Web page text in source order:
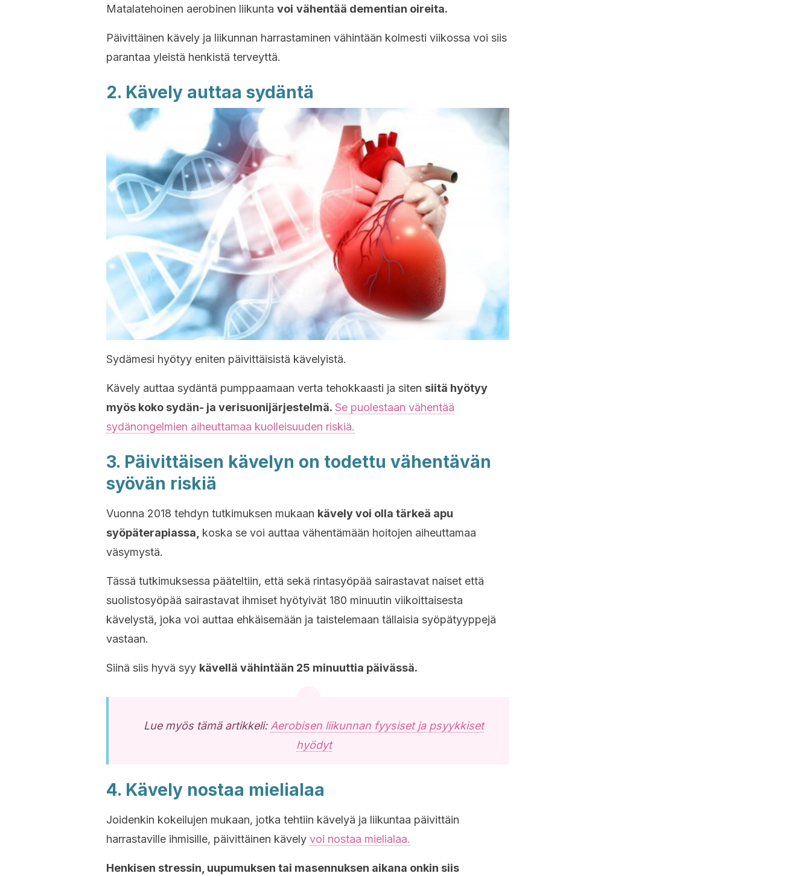
Matalatehoinen aerobinen liikunta voi vähentää dementian oireita.
Päivittäinen kävely ja liikunnan harrastaminen vähintään kolmesti viikossa voi siis
parantaa yleistä henkistä terveyttä.
2. Kävely auttaa sydäntä
Sydämesi hyötyy eniten päivittäisistä kävelyistä.
Kävely auttaa sydäntä pumppaamaan verta tehokkaasti ja siten siitä hyötyy
myös koko sydän- ja verisuonijärjestelmä. Se puolestaan vähentää
sydänongelmien aiheuttamaa kuolleisuuden riskiä.
3. Päivittäisen kävelyn on todettu vähentävän
syövän riskiä
Vuonna 2018 tehdyn tutkimuksen mukaan kävely voi olla tärkeä apu
syöpäterapiassa, koska se voi auttaa vähentämään hoitojen aiheuttamaa
väsymystä.
Tässä tutkimuksessa pääteltiin, että sekä rintasyöpää sairastavat naiset että
suolistosyöpää sairastavat ihmiset hyötyivät 180 minuutin viikoittaisesta
kävelystä, joka voi auttaa ehkäisemään ja taistelemaan tällaisia syöpätyyppejä
vastaan.
Siinä siis hyvä syy kävellä vähintään 25 minuuttia päivässä.
Lue myös tämä artikkeli: Aerobisen liikunnan fyysiset ja psyykkiset
hyödyt
4. Kävely nostaa mielialaa
Joidenkin kokeilujen mukaan, jotka tehtiin kävelyä ja liikuntaa päivittäin
harrastaville ihmisille, päivittäinen kävely voi nostaa mielialaa.
Henkisen stressin, uupumuksen tai masennuksen aikana onkin siis